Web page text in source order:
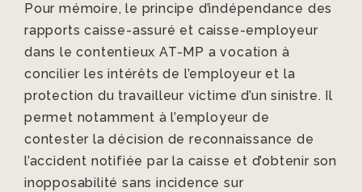
Pour mémoire, le principe d’indépendance des
rapports caisse-assuré et caisse-employeur
dans le contentieux AT-MP a vocation à
concilier les intérêts de l’employeur et la
protection du travailleur victime d’un sinistre. Il
permet notamment à l’employeur de
contester la décision de reconnaissance de
l’accident notifiée par la caisse et d’obtenir son
inopposabilité sans incidence sur